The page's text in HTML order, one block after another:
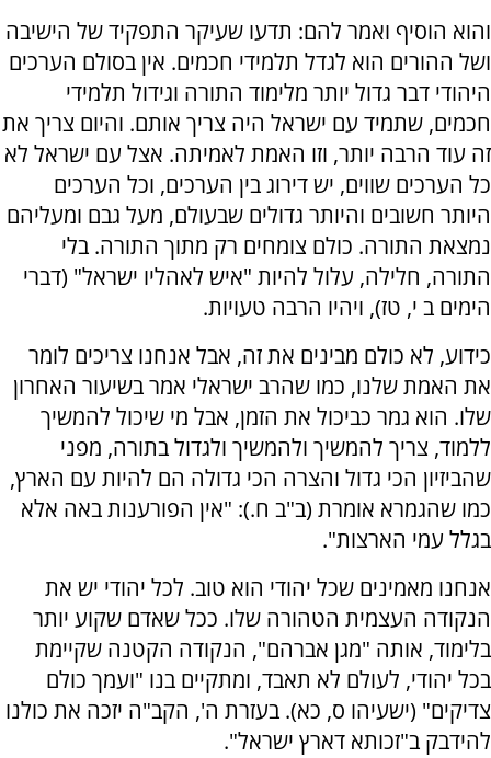
והוא הוסיף ואמר להם: תדעו שעיקר התפקיד של הישיבה
ושל ההורים הוא לגדל תלמידי חכמים. אין בסולם הערכים
היהודי דבר גדול יותר מלימוד התורה וגידול תלמידי
חכמים, שתמיד עם ישראל היה צריך אותם. והיום צריך את
זה עוד הרבה יותר, וזו האמת לאמיתה. אצל עם ישראל לא
כל הערכים שווים, יש דירוג בין הערכים, וכל הערכים
היותר חשובים והיותר גדולים שבעולם, מעל גבם ומעליהם
נמצאת התורה. כולם צומחים רק מתוך התורה. בלי
התורה, חלילה, עלול להיות "איש לאהליו ישראל" (דברי
הימים ב י, טז), ויהיו הרבה טעויות.
כידוע, לא כולם מבינים את זה, אבל אנחנו צריכים לומר
את האמת שלנו, כמו שהרב ישראלי אמר בשיעור האחרון
שלו. הוא גמר כביכול את הזמן, אבל מי שיכול להמשיך
ללמוד, צריך להמשיך ולהמשיך ולגדול בתורה, מפני
שהביזיון הכי גדול והצרה הכי גדולה הם להיות עם הארץ,
כמו שהגמרא אומרת (ב"ב ח.): "אין הפורענות באה אלא
בגלל עמי הארצות".
אנחנו מאמינים שכל יהודי הוא טוב. לכל יהודי יש את
הנקודה העצמית הטהורה שלו. ככל שאדם שקוע יותר
בלימוד, אותה "מגן אברהם", הנקודה הקטנה שקיימת
בכל יהודי, לעולם לא תאבד, ומתקיים בנו "ועמך כולם
צדיקים" (ישעיהו ס, כא). בעזרת ה', הקב"ה יזכה את כולנו
להידבק ב"זכותא דארץ ישראל".